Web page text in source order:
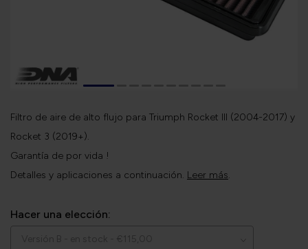
Filtro de aire de alto flujo para Triumph Rocket III (2004-2017) y
Rocket 3 (2019+).
Garantía de por vida !
Detalles y aplicaciones a continuación. Leer más.
Hacer una elección: